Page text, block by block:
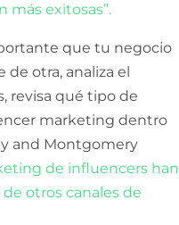
más exitosas”.
que tu negocio
otra, analiza el
revisa qué tipo de
marketing dentro
and Montgomery
de influencers han
otros canales de